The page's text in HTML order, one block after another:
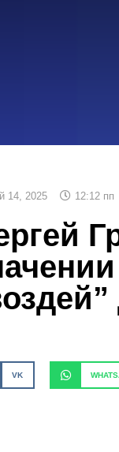
14, 2025 12:12 пп
VK